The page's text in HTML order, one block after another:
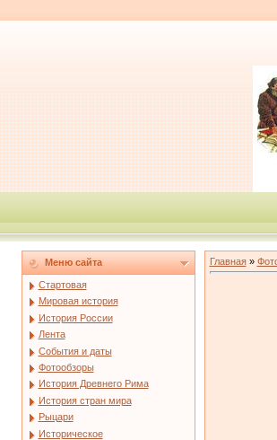
Меню сайта
Стартовая
Мировая история
История России
Лента
События и даты
Фотообзоры
История Древнего Рима
История стран мира
Рыцари
Историческое
Главная»